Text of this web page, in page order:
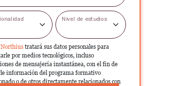
Nivel de estudios
tratará sus datos personales para
por medios tecnológicos, incluso
de mensajería instantánea, con el fin de
información del programa formativo
o de otros directamente relacionados con